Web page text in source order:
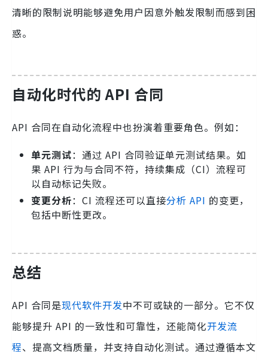
清晰的限制说明能够避免用户因意外触发限制而感到困
惑。
自动化时代的 API 合同
API 合同在自动化流程中也扮演着重要角色。例如：
单元测试：通过 API 合同验证单元测试结果。如
果 API 行为与合同不符，持续集成（CI）流程可
以自动标记失败。
变更分析：CI 流程还可以直接分析 API 的变更，
包括中断性更改。
总结
API 合同是现代软件开发中不可或缺的一部分。它不仅
能够提升 API 的一致性和可靠性，还能简化开发流
程、提高文档质量，并支持自动化测试。通过遵循本文